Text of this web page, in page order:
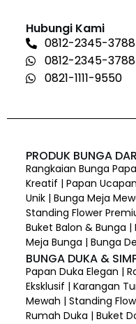
Hubungi Kami
0812-2345-3788
0812-2345-3788
0821-1111-9550
PRODUK BUNGA
Rangkaian Bunga
Kreatif | Papan
Unik | Bunga Meja
Standing Flower
Buket Balon & Bunga |
Meja Bunga | Bunga
BUNGA DUKA &
Papan Duka Elegan |
Eksklusif | Karangan
Mewah | Standing
Rumah Duka | Buket